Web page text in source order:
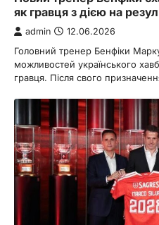
як гравця з дією на
admin 12.06.2026
Головний тренер Бенфіки
можливостей українського
гравця. Після свого